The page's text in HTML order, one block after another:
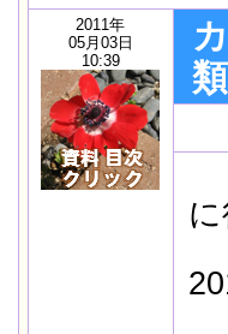
2011年
05月03日
10:39